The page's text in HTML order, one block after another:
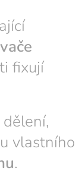
fixují
vlastního
.